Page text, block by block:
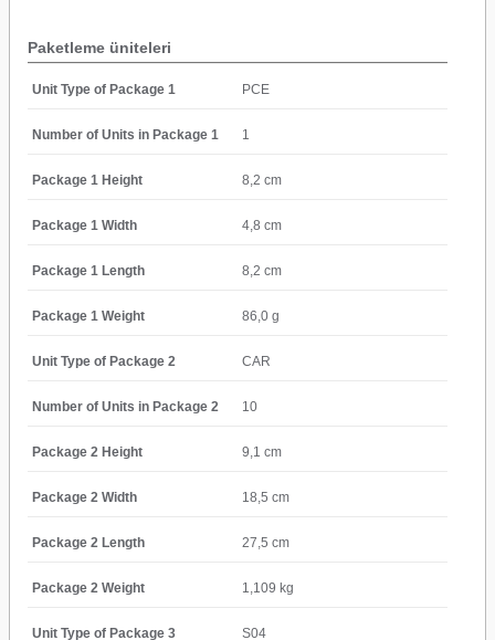
Paketleme üniteleri
Unit Type of Package 1 PCE
Number of Units in Package 1 1
Package 1 Height 8,2 cm
Package 1 Width 4,8 cm
Package 1 Length 8,2 cm
Package 1 Weight 86,0 g
Unit Type of Package 2 CAR
Number of Units in Package 2 10
Package 2 Height 9,1 cm
Package 2 Width 18,5 cm
Package 2 Length 27,5 cm
Package 2 Weight 1,109 kg
Unit Type of Package 3 S04